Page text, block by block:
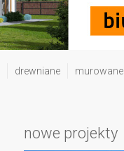
drewniane murowane
nowe projekty